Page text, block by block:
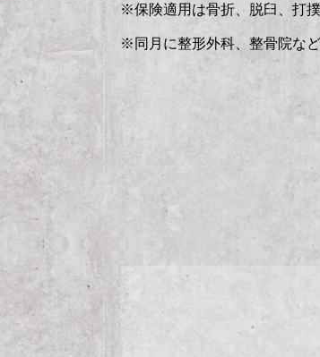
※保険適用は骨折、脱臼、打
※同月に整形外科、整骨院な